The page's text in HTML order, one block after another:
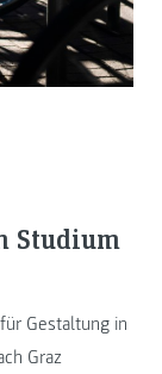
Studium
Gestaltung in
Graz